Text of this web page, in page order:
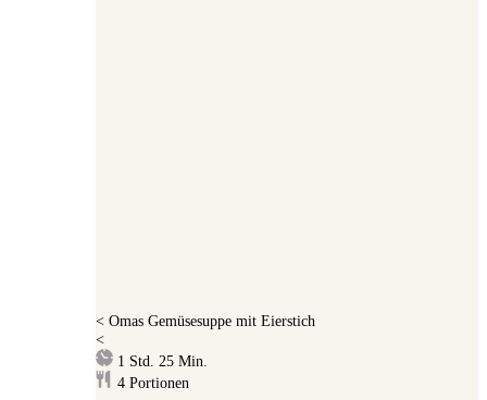
< Omas Gemüsesuppe mit Eierstich
<
1 Stunde
Std. 25 Minuten
Min.
4 Portionen